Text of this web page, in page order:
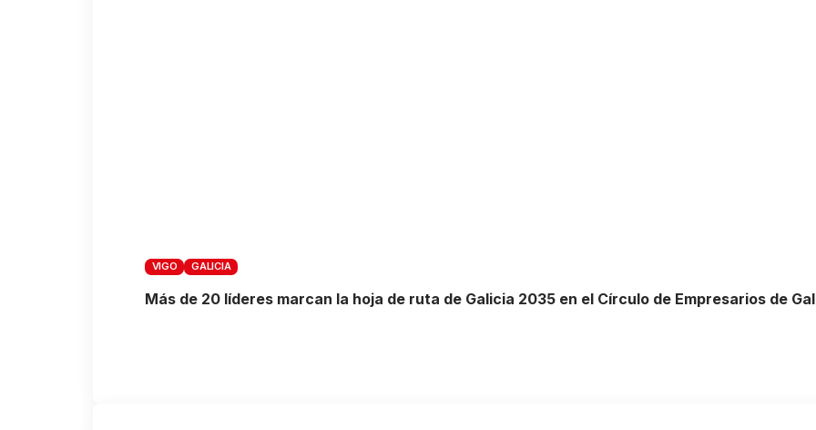
VIGO GALICIA
Más de 20 líderes marcan la hoja de ruta de Galicia 2035 en el Círculo de Empresarios de